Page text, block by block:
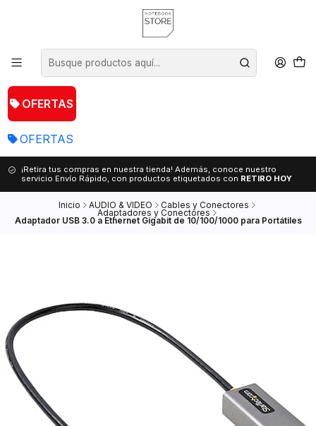
OFERTAS
OFERTAS
¡Retira tus compras en nuestra tienda! Además, conoce nuestro
servicio Envío Rápido, con productos etiquetados con RETIRO HOY
Inicio AUDIO & VIDEO Cables y Conectores
Adaptadores y Conectores
Adaptador USB 3.0 a Ethernet Gigabit de 10/100/1000 para Portátiles